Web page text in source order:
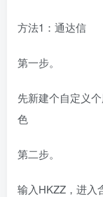
方法1：通达信
第一步。
先新建个自定义
色
第二步。
输入HKZZ，进入